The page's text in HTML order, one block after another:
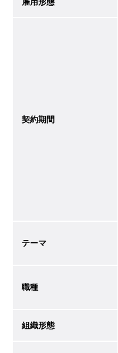
契約期間
テーマ
職種
組織形態